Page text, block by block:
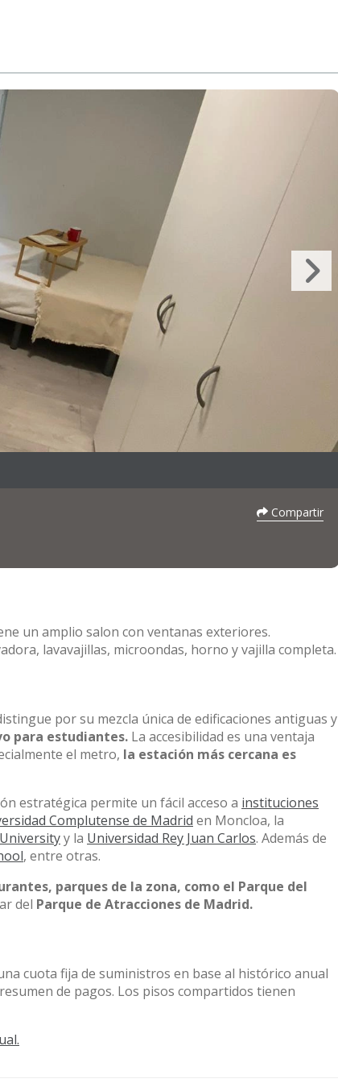
Compartir
un amplio salon con ventanas exteriores.
lavavajillas, microondas, horno y vajilla completa.
por su mezcla única de edificaciones antiguas y
para estudiantes. La accesibilidad es una ventaja
el metro, la estación más cercana es
estratégica permite un fácil acceso a instituciones
Complutense de Madrid en Moncloa, la
Universityy la Universidad Rey Juan Carlos. Además de
, entre otras.
parques de la zona, como el Parque del
del Parque de Atracciones de Madrid.
cuota fija de suministros en base al histórico anual
de pagos. Los pisos compartidos tienen